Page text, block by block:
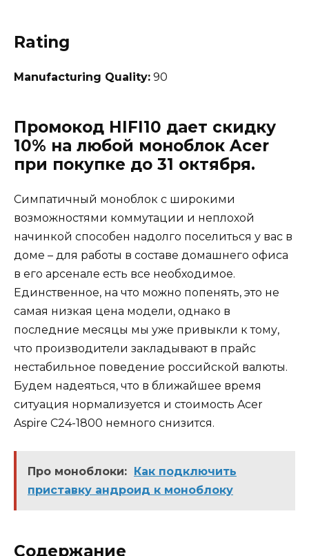
Rating
Manufacturing Quality: 90
Промокод HIFI10 дает скидку
10% на любой моноблок Acer
при покупке до 31 октября.
Симпатичный моноблок с широкими
возможностями коммутации и неплохой
начинкой способен надолго поселиться у вас в
доме – для работы в составе домашнего офиса
в его арсенале есть все необходимое.
Единственное, на что можно попенять, это не
самая низкая цена модели, однако в
последние месяцы мы уже привыкли к тому,
что производители закладывают в прайс
нестабильное поведение российской валюты.
Будем надеяться, что в ближайшее время
ситуация нормализуется и стоимость Acer
Aspire C24-1800 немного снизится.
Про моноблоки: Как подключить
приставку андроид к моноблоку
Содержание